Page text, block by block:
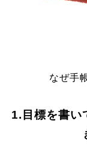
なぜ手
1.目標を書い